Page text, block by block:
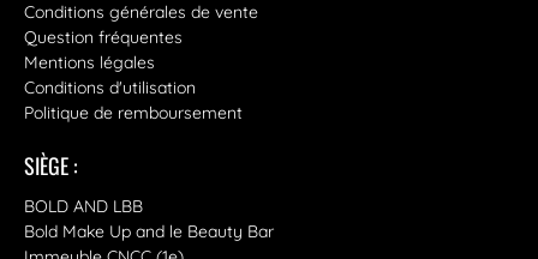
Conditions générales de vente
Question fréquentes
Mentions légales
Conditions d'utilisation
Politique de remboursement
SIÈGE :
BOLD AND LBB
Bold Make Up and le Beauty Bar